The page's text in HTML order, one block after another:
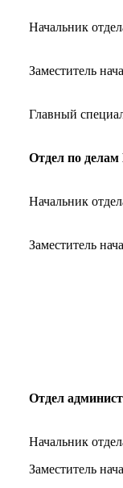
Начальник
Заместитель
Главный
Отдел по
Начальник
Заместитель
Отдел
Начальник
Заместитель